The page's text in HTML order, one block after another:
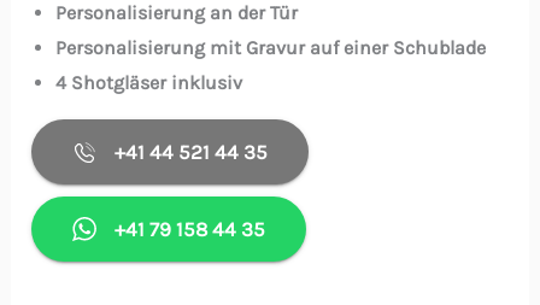
Personalisierung an der Tür
Personalisierung mit Gravur auf einer Schublade
4 Shotgläser inklusiv
+41 44 521 44 35
+41 79 158 44 35
mit
Holz
Schublade
Menge